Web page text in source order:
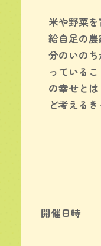
米や野菜
給自足の
分のいの
っている
の幸せと
ど考える
開催日時